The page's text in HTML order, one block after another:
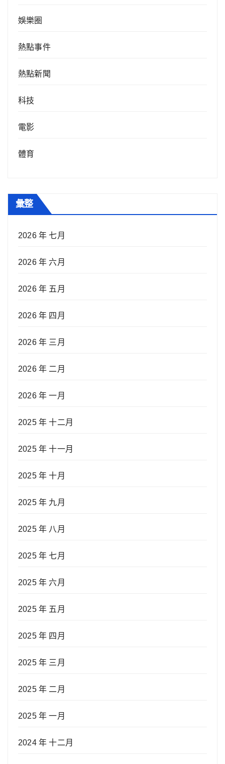
娛樂圈
熱點事件
熱點新聞
科技
電影
體育
彙整
2026 年 七月
2026 年 六月
2026 年 五月
2026 年 四月
2026 年 三月
2026 年 二月
2026 年 一月
2025 年 十二月
2025 年 十一月
2025 年 十月
2025 年 九月
2025 年 八月
2025 年 七月
2025 年 六月
2025 年 五月
2025 年 四月
2025 年 三月
2025 年 二月
2025 年 一月
2024 年 十二月